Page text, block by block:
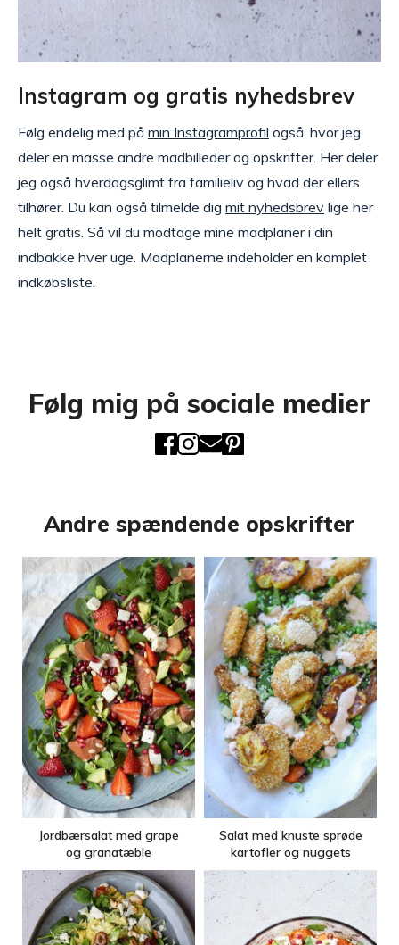
Instagram og gratis nyhedsbrev
Følg endelig med på min Instagramprofil også, hvor jeg
deler en masse andre madbilleder og opskrifter. Her deler
jeg også hverdagsglimt fra familieliv og hvad der ellers
tilhører. Du kan også tilmelde dig mit nyhedsbrev lige her
helt gratis. Så vil du modtage mine madplaner i din
indbakke hver uge. Madplanerne indeholder en komplet
indkøbsliste.
Følg mig på sociale medier
Andre spændende opskrifter
Jordbærsalat med grape
og granatæble
Salat med knuste sprøde
kartofler og nuggets